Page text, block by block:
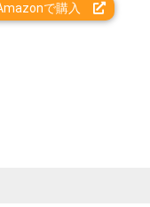
で購入